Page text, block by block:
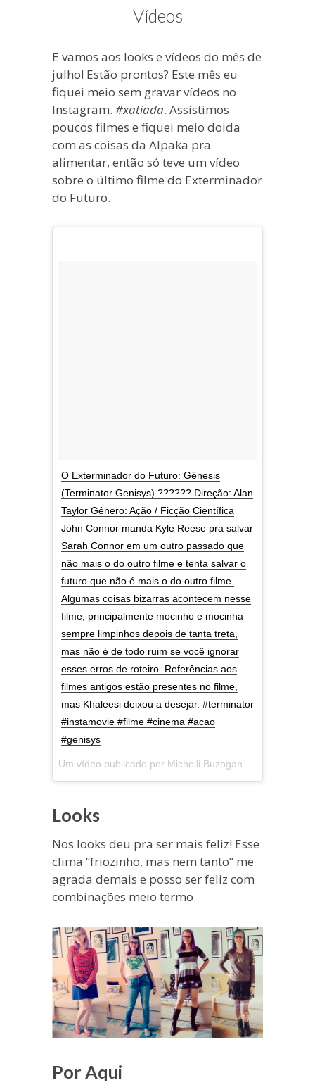
antiga.
Vídeos
E vamos aos looks e vídeos do mês de
julho! Estão prontos? Este mês eu
fiquei meio sem gravar vídeos no
Instagram. #xatiada. Assistimos
poucos filmes e fiquei meio doida
com as coisas da Alpaka pra
alimentar, então só teve um vídeo
sobre o último filme do Exterminador
do Futuro.
O Exterminador do Futuro: Gênesis
(Terminator Genisys) ?????? Direção: Alan
Taylor Gênero: Ação / Ficção Científica
John Connor manda Kyle Reese pra salvar
Sarah Connor em um outro passado que
não mais o do outro filme e tenta salvar o
futuro que não é mais o do outro filme.
Algumas coisas bizarras acontecem nesse
filme, principalmente mocinho e mocinha
sempre limpinhos depois de tanta treta,
mas não é de todo ruim se você ignorar
esses erros de roteiro. Referências aos
filmes antigos estão presentes no filme,
mas Khaleesi deixou a desejar. #terminator
#instamovie #filme #cinema #acao
#genisys
Um vídeo publicado por Michelli Buzogany Eboli (@merylliel) em
Looks
Nos looks deu pra ser mais feliz! Esse
clima “friozinho, mas nem tanto” me
agrada demais e posso ser feliz com
combinações meio termo.
Por Aqui